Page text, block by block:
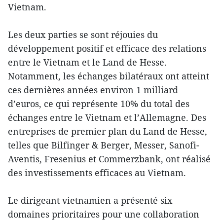
Vietnam.
Les deux parties se sont réjouies du
développement positif et efficace des relations
entre le Vietnam et le Land de Hesse.
Notamment, les échanges bilatéraux ont atteint
ces dernières années environ 1 milliard
d’euros, ce qui représente 10% du total des
échanges entre le Vietnam et l’Allemagne. Des
entreprises de premier plan du Land de Hesse,
telles que Bilfinger & Berger, Messer, Sanofi-
Aventis, Fresenius et Commerzbank, ont réalisé
des investissements efficaces au Vietnam.
Le dirigeant vietnamien a présenté six
domaines prioritaires pour une collaboration